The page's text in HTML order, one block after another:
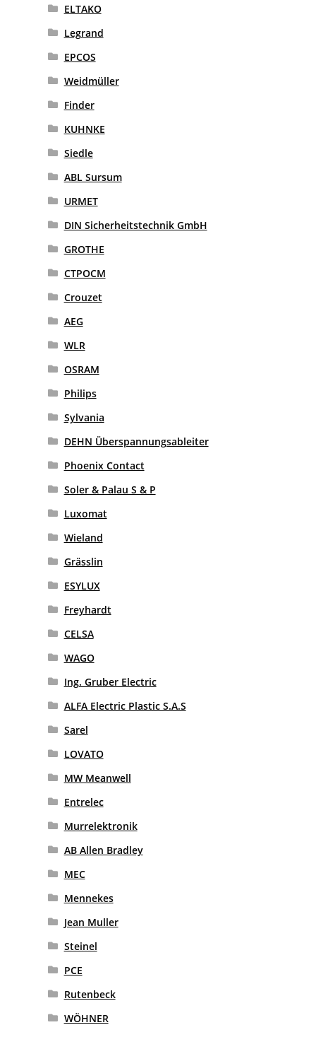
ELTAKO
Legrand
EPCOS
Weidmüller
Finder
KUHNKE
Siedle
ABL Sursum
URMET
DIN Sicherheitstechnik GmbH
GROTHE
CTPOCM
Crouzet
AEG
WLR
OSRAM
Philips
Sylvania
DEHN Überspannungsableiter
Phoenix Contact
Soler & Palau S & P
Luxomat
Wieland
Grässlin
ESYLUX
Freyhardt
CELSA
WAGO
Ing. Gruber Electric
ALFA Electric Plastic S.A.S
Sarel
LOVATO
MW Meanwell
Entrelec
Murrelektronik
AB Allen Bradley
MEC
Mennekes
Jean Muller
Steinel
PCE
Rutenbeck
WÖHNER